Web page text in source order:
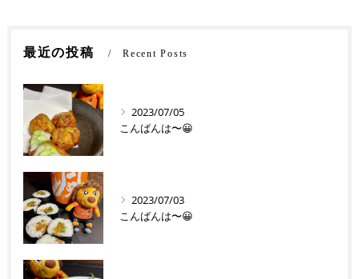
最近の投稿 Recent Posts
2023/07/05
こんばんは〜😀
2023/07/03
こんばんは〜😀